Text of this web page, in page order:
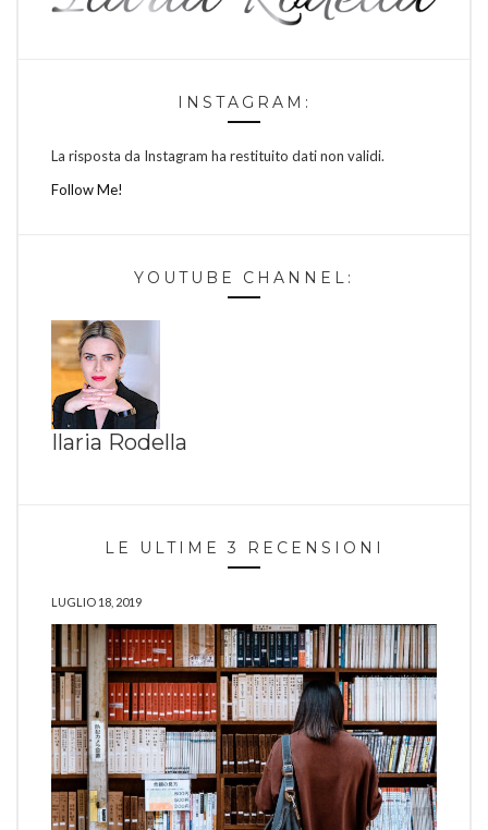
INSTAGRAM:
La risposta da Instagram ha restituito dati non validi.
Follow Me!
YOUTUBE CHANNEL:
Ilaria Rodella
LE ULTIME 3 RECENSIONI
LUGLIO 18, 2019